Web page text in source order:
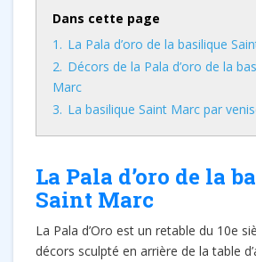
Dans cette page
1. La Pala d’oro de la basilique
2. Décors de la Pala d’oro de la
Marc
3. La basilique Saint Marc par
La Pala d’oro de la
Saint Marc
La Pala d’Oro est un retable du 10e
décors sculpté en arrière de la table